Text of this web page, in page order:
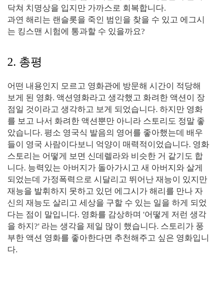
닥쳐 치명상을 입지만 가까스로 회복합니다.
과연 해리는 랜슬롯을 죽인 범인을 찾을 수 있고 에그시
는 킹스맨 시험에 통과할 수 있을까요?
2. 총평
어떤 내용인지 모르고 영화관에 방문해 시간이 적당해
보게 된 영화. 액션영화라고 생각했고 화려한 액션이 장
점일 것이라고 생각하고 보게 되었습니다. 하지만 영화
를 보고 나서 화려한 액션뿐만 아니라 스토리도 정말 좋
았습니다. 평소 영국식 발음의 영어를 좋아했는데 배우
들이 영국 사람이다보니 억양이 매력적이었습니다. 영화
스토리는 어떻게 보면 신데렐라와 비슷한 거 같기도 합
니다. 능력있는 아버지가 돌아가시고 새 아버지와 살게
되었는데 가정폭력으로 시달리고 뛰어난 재능이 있지만
재능을 발휘하지 못하고 있던 에그시가 해리를 만나 자
신의 재능도 살리고 세상을 구할 수 있는 일을 하게 되었
다는 점이 말입니다. 영화를 감상하며 '어떻게 저런 생각
을 하지?' 라는 생각을 제일 많이 했습니다. 스토리가 풍
부한 액션 영화를 좋아한다면 추천해주고 싶은 영화입니
다.